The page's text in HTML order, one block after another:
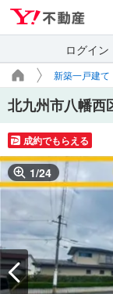
ログイン
新築一戸建て
北九州市八幡西
成約でもらえる
1/24